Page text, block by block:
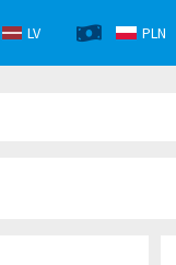
LV PLN